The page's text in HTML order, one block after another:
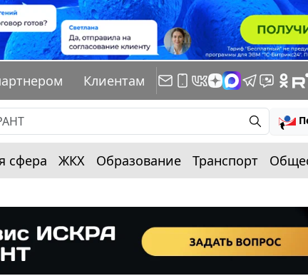
Клиентам
сфера ЖКХ Образование Транспорт